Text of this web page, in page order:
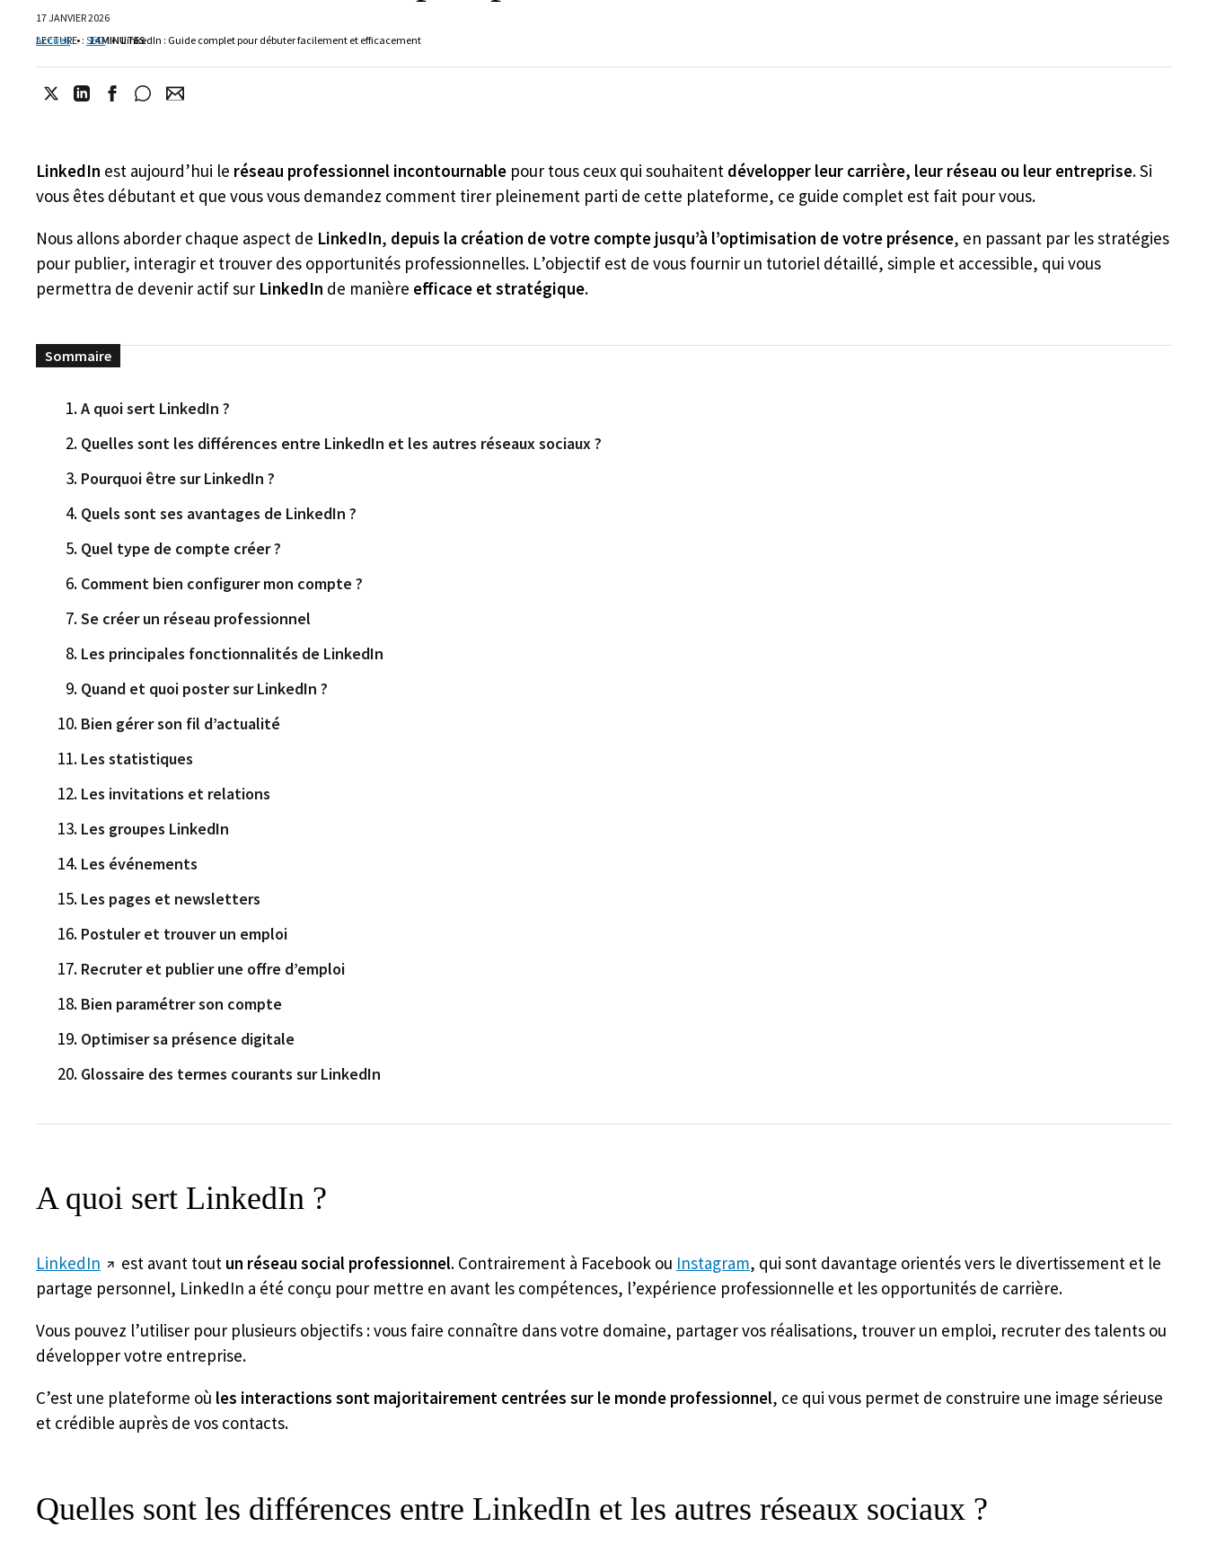
17 JANVIER 2026
LECTURE : 14 MINUTES
Accueil • SEO • LinkedIn : Guide complet pour débuter facilement et efficacement
LinkedIn est aujourd’hui le réseau professionnel incontournable pour tous ceux qui souhaitent développer leur carrière, leur réseau ou leur entreprise. Si
vous êtes débutant et que vous vous demandez comment tirer pleinement parti de cette plateforme, ce guide complet est fait pour vous.
Nous allons aborder chaque aspect de LinkedIn, depuis la création de votre compte jusqu’à l’optimisation de votre présence, en passant par les stratégies
pour publier, interagir et trouver des opportunités professionnelles. L’objectif est de vous fournir un tutoriel détaillé, simple et accessible, qui vous
permettra de devenir actif sur LinkedIn de manière efficace et stratégique.
A quoi sert LinkedIn ?
Quelles sont les différences entre LinkedIn et les autres réseaux sociaux ?
Pourquoi être sur LinkedIn ?
Quels sont ses avantages de LinkedIn ?
Quel type de compte créer ?
Comment bien configurer mon compte ?
Se créer un réseau professionnel
Les principales fonctionnalités de LinkedIn
Quand et quoi poster sur LinkedIn ?
Bien gérer son fil d’actualité
Les statistiques
Les invitations et relations
Les groupes LinkedIn
Les événements
Les pages et newsletters
Postuler et trouver un emploi
Recruter et publier une offre d’emploi
Bien paramétrer son compte
Optimiser sa présence digitale
Glossaire des termes courants sur LinkedIn
A quoi sert LinkedIn ?
LinkedIn est avant tout un réseau social professionnel. Contrairement à Facebook ou Instagram, qui sont davantage orientés vers le divertissement et le
partage personnel, LinkedIn a été conçu pour mettre en avant les compétences, l’expérience professionnelle et les opportunités de carrière.
Vous pouvez l’utiliser pour plusieurs objectifs : vous faire connaître dans votre domaine, partager vos réalisations, trouver un emploi, recruter des talents ou
développer votre entreprise.
C’est une plateforme où les interactions sont majoritairement centrées sur le monde professionnel, ce qui vous permet de construire une image sérieuse
et crédible auprès de vos contacts.
Quelles sont les différences entre LinkedIn et les autres réseaux sociaux ?